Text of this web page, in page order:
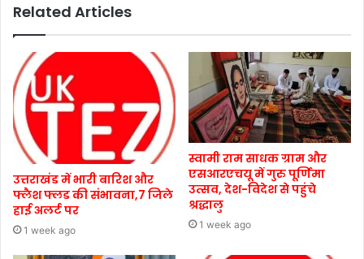
Related Articles
उत्तराखंड में भारी बारिश और
फ्लैश फ्लड की संभावना,7 जिले
हाई अलर्ट पर
1 week ago
स्वामी राम साधक ग्राम और
एसआरएचयू में गुरु पूर्णिमा
उत्सव, देश-विदेश से पहुंचे
श्रद्धालु
1 week ago